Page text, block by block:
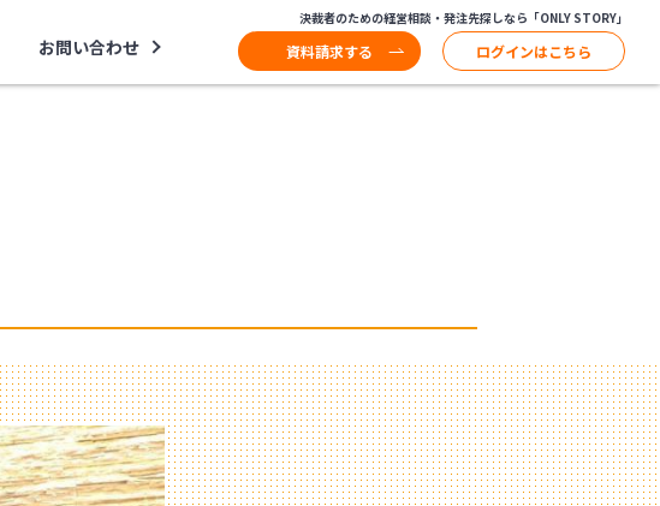
お問い合わせ
決裁者のための経営相談・発注先探しなら「ONLY STORY」
資料請求する ログインはこちら